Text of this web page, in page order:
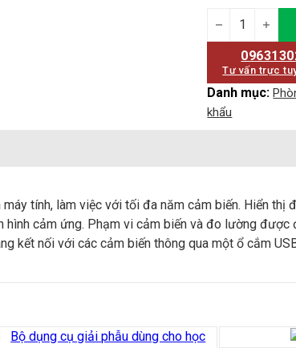
Màn hình hiển
Tư vấn trực
Danh mục:
khẩu
tính, làm việc với tối đa năm cảm biến. Hiển thị
hình cảm ứng. Phạm vi cảm biến và đo lường được
kết nối với các cảm biến thông qua một ổ cắm